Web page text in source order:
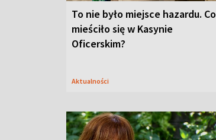
To nie było miejsce hazardu. Co
mieściło się w Kasynie
Oficerskim?
Aktualności